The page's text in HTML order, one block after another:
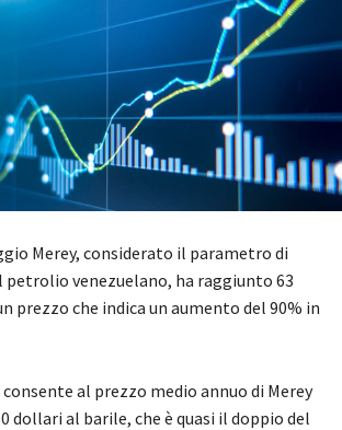
Merey, considerato il parametro di
venezuelano, ha raggiunto 63
prezzo che indica un aumento del 90% in
al prezzo medio annuo di Merey
dollari al barile, che è quasi il doppio del